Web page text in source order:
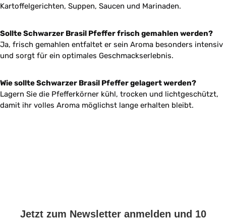
Kartoffelgerichten, Suppen, Saucen und Marinaden.
Sollte Schwarzer Brasil Pfeffer frisch gemahlen werden?
Ja, frisch gemahlen entfaltet er sein Aroma besonders intensiv
und sorgt für ein optimales Geschmackserlebnis.
Wie sollte Schwarzer Brasil Pfeffer gelagert werden?
Lagern Sie die Pfefferkörner kühl, trocken und lichtgeschützt,
damit ihr volles Aroma möglichst lange erhalten bleibt.
Jetzt zum Newsletter anmelden und 10